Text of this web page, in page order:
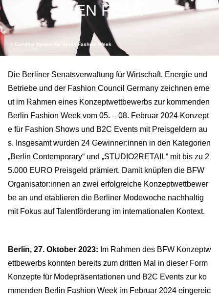
EN FEST.
© Caroline Kynast für Berlin Fashion Week
Die Berliner Senatsverwaltung für Wirtschaft, Energie und
Betriebe und der Fashion Council Germany zeichnen erne
ut im Rahmen eines Konzeptwettbewerbs zur kommenden
Berlin Fashion Week vom 05. – 08. Februar 2024 Konzept
e für Fashion Shows und B2C Events mit Preisgeldern au
s. Insgesamt wurden 24 Gewinner:innen in den Kategorien
„Berlin Contemporary“ und „STUDIO2RETAIL“ mit bis zu 2
5.000 EURO Preisgeld prämiert. Damit knüpfen die BFW
Organisator:innen an zwei erfolgreiche Konzeptwettbewer
be an und etablieren die Berliner Modewoche nachhaltig
mit Fokus auf Talentförderung im internationalen Kontext.
Berlin, 27. Oktober 2023: Im Rahmen des BFW Konzeptw
ettbewerbs konnten bereits zum dritten Mal in dieser Form
Konzepte für Modepräsentationen und B2C Events zur ko
mmenden Berlin Fashion Week im Februar 2024 eingereic